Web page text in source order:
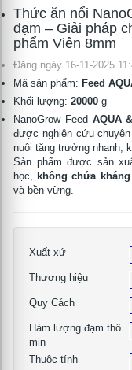
Thức ăn nổi
đạm – Giải pháp
phẩm Viên 8mm
Đăng ngày 16-11-2025
Mã sản phẩm: Feed
Khối lượng: 20000 g
NanoGrow Feed AQUA
được nghiên cứu
nuôi tăng trưởng nhanh,
Sản phẩm được sản
học,
không chứa
và bền vững.
Xuất xứ
Thương hiệu
Quy Cách
Hàm lượng đạm thô
min
Thuộc tính